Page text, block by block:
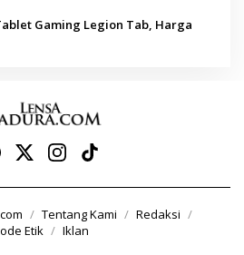
Gaming Legion Tab, Harga
Tentang Kami
Redaksi
Etik Iklan